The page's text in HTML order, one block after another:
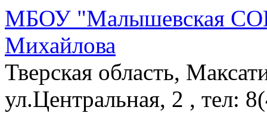
МБОУ "Малышевская
Михайлова
Тверская область,
ул.Центральная, 2 , тел: